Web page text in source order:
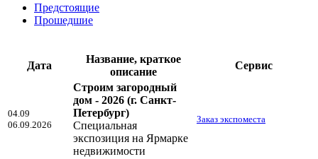
Предстоящие
Прошедшие
Дата
Название, краткое
описание
Сервис
04.09
06.09.2026
Строим загородный
дом - 2026 (г. Санкт-
Петербург)
Специальная
экспозиция на Ярмарке
недвижимости
Заказ экспоместа